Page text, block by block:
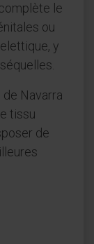
le
ou
y
de Navarra
tissu
de